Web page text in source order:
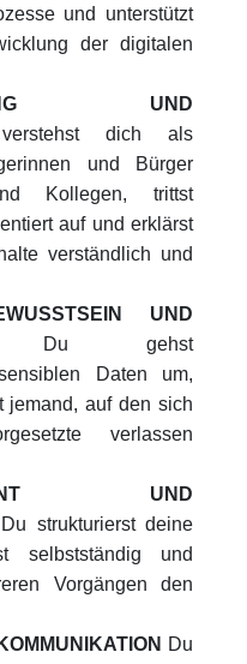
und unterstützt
der digitalen
UND
dich als
und Bürger
Kollegen, trittst
auf und erklärst
verständlich und
UND
gehst
Daten um,
jemand, auf den sich
verlassen
UND
Du strukturierst deine
selbstständig und
Vorgängen den
Du